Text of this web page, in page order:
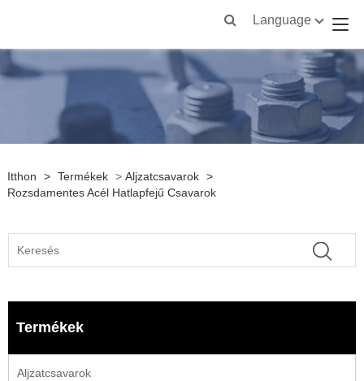
Language
Itthon > Termékek > Aljzatcsavarok >
Rozsdamentes Acél Hatlapfejű Csavarok
Termékek
Aljzatcsavarok